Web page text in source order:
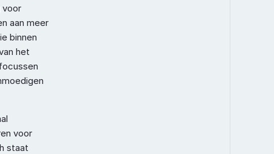
voor
aan meer
binnen
het
voor
staat